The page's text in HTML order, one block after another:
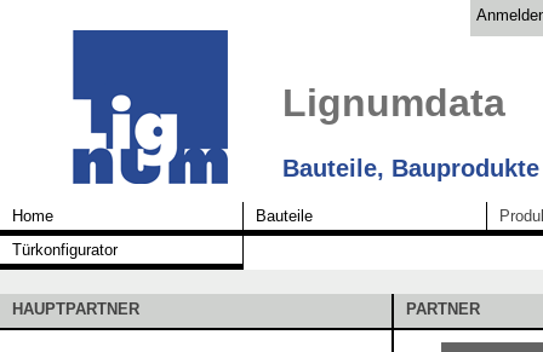
Lignumdata
Bauteile,
Home Bauteile
Türkonfigurator
HAUPTPARTNER PARTNER